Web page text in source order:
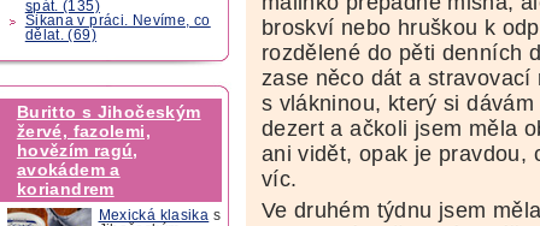
spát. (135)
Šikana v práci. Nevíme, co
dělat. (69)
Buritto s Jihočeským
žervé, fazolemi,
hovězím ragú,
avokádem a
koriandrem
Mexická klasika s
broskví nebo hruškou k
rozdělené do pěti denních
zase něco dát a
s vlákninou, který si
dezert a ačkoli jsem měla
ani vidět, opak je pravdou,
víc.
Ve druhém týdnu jsem